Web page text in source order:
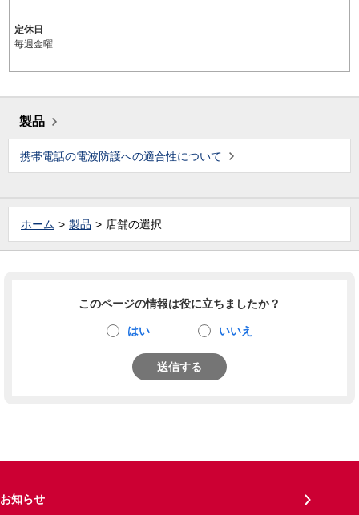
定休日
毎週金曜
製品
携帯電話の電波防護への適合性について
ホーム 製品 店舗の選択
このページの情報は役に立ちましたか？
はい いいえ
送信する
お知らせ